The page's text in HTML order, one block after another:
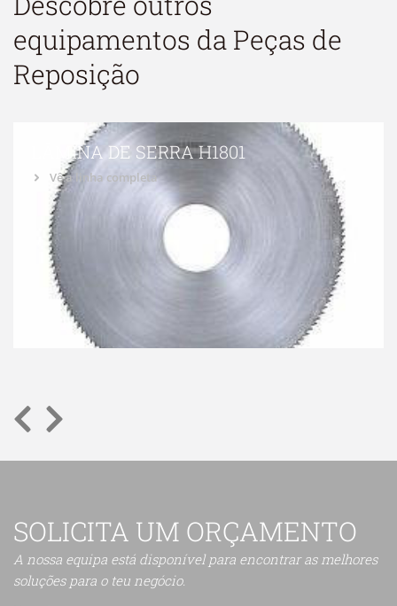
equipamentos da Peças de
Reposição
LÂMINA DE SERRA H1801
Vê a linha completa
SOLICITA UM ORÇAMENTO
A nossa equipa está disponível para encontrar as melhores
soluções para o teu negócio.